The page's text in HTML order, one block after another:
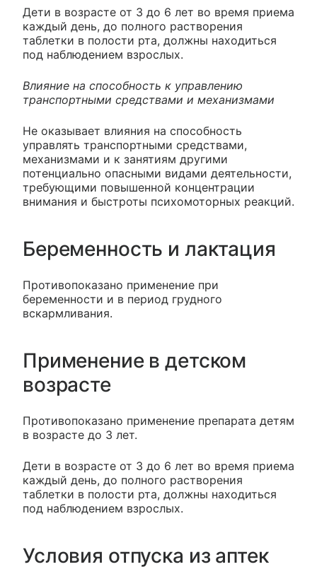
Дети в возрасте от 3 до 6 лет во время приема
каждый день, до полного растворения
таблетки в полости рта, должны находиться
под наблюдением взрослых.
Влияние на способность к управлению
транспортными средствами и механизмами
Не оказывает влияния на способность
управлять транспортными средствами,
механизмами и к занятиям другими
потенциально опасными видами деятельности,
требующими повышенной концентрации
внимания и быстроты психомоторных реакций.
Беременность и лактация
Противопоказано применение при
беременности и в период грудного
вскармливания.
Применение в детском
возрасте
Противопоказано применение препарата детям
в возрасте до 3 лет.
Дети в возрасте от 3 до 6 лет во время приема
каждый день, до полного растворения
таблетки в полости рта, должны находиться
под наблюдением взрослых.
Условия отпуска из аптек